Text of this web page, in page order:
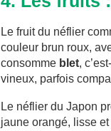
Le fruit du néflier
couleur brun roux,
consomme blet,
vineux, parfois
Le néflier du Japon
jaune orangé, lisse